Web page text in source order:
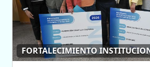
FORTALECIMIENTO